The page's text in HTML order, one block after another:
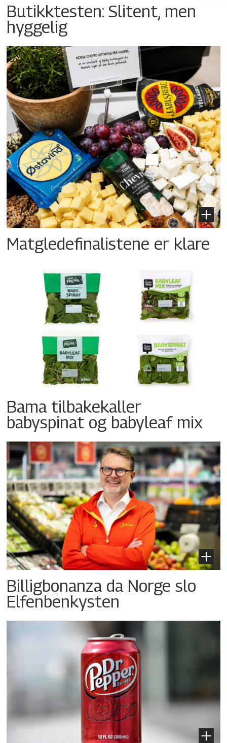
Butikktesten: Slitent, men
hyggelig
Matgledefinalistene er klare
Bama tilbakekaller
babyspinat og babyleaf mix
Billigbonanza da Norge slo
Elfenbenkysten